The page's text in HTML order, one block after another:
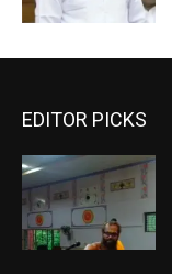
EDITOR PICKS